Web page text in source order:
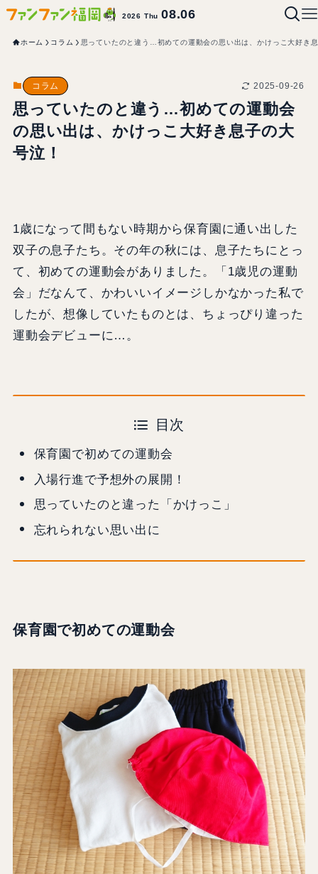
2026 Thu08.06
ホーム コラム 思っていたのと違う…初めての運動会の思い出は、かけっこ大好き
コラム 2025-09-26
思っていたのと違う…初めての運動会
の思い出は、かけっこ大好き息子の大
号泣！
1歳になって間もない時期から保育園に通い出した
双子の息子たち。その年の秋には、息子たちにとっ
て、初めての運動会がありました。「1歳児の運動
会」だなんて、かわいいイメージしかなかった私で
したが、想像していたものとは、ちょっぴり違った
運動会デビューに…。
目次
保育園で初めての運動会
入場行進で予想外の展開！
思っていたのと違った「かけっこ」
忘れられない思い出に
保育園で初めての運動会